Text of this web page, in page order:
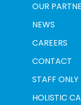
OUR
NEWS
CAREERS
CONTACT
STAFF ONLY
HOLISTIC